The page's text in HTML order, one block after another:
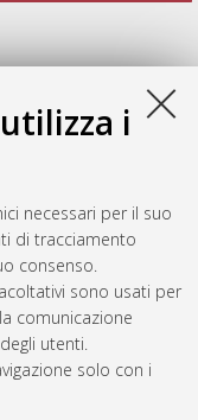
i
necessari per il suo
di tracciamento
consenso.
sono usati per
comunicazione
utenti.
solo con i